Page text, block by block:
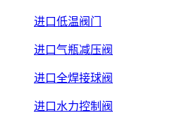
进口低温阀门
进口气瓶减压阀
进口全焊接球阀
进口水力控制阀